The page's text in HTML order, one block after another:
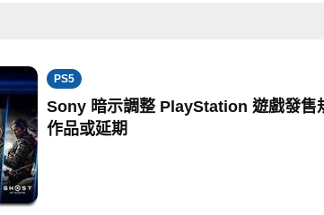
PS5
Sony 暗示調整 PlayStation 遊戲發
作品或延期